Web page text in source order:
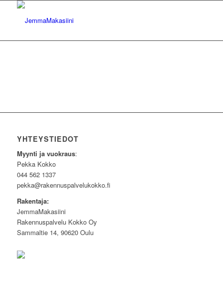
YHTEYSTIEDOT
Myynti ja vuokraus:
Pekka Kokko
044 562 1337
pekka@rakennuspalvelukokko.fi
Rakentaja:
JemmaMakasiini
Rakennuspalvelu Kokko Oy
Sammaltie 14, 90620 Oulu